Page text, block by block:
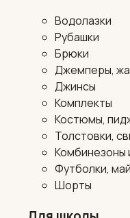
Водолазки
Рубашки
Брюки
Джемперы,
Джинсы
Комплекты
Костюмы,
Толстовки,
Комбинезоны
Футболки,
Шорты